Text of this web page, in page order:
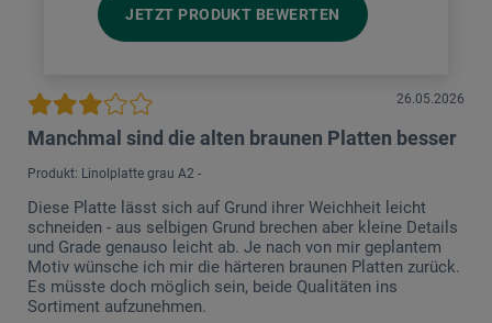
JETZT PRODUKT BEWERTEN
26.05.2026
Manchmal sind die alten braunen Platten besser
Produkt: Linolplatte grau A2 -
Diese Platte lässt sich auf Grund ihrer Weichheit leicht
schneiden - aus selbigen Grund brechen aber kleine Details
und Grade genauso leicht ab. Je nach von mir geplantem
Motiv wünsche ich mir die härteren braunen Platten zurück.
Es müsste doch möglich sein, beide Qualitäten ins
Sortiment aufzunehmen.